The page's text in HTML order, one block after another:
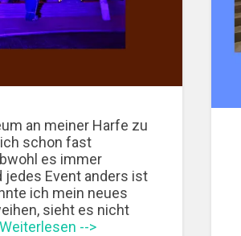
an meiner Harfe zu
schon fast
es immer
jedes Event anders ist
ich mein neues
sieht es nicht
Weiterlesen -->